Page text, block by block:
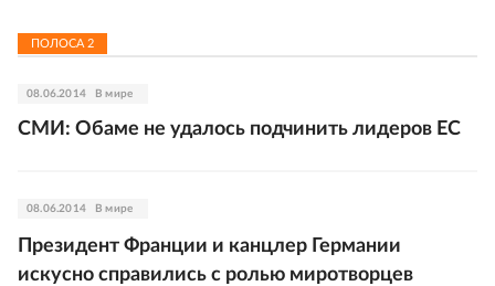
ПОЛОСА 2
08.06.2014 В мире
СМИ: Обаме не удалось подчинить лидеров ЕС
08.06.2014 В мире
Президент Франции и канцлер Германии
искусно справились с ролью миротворцев